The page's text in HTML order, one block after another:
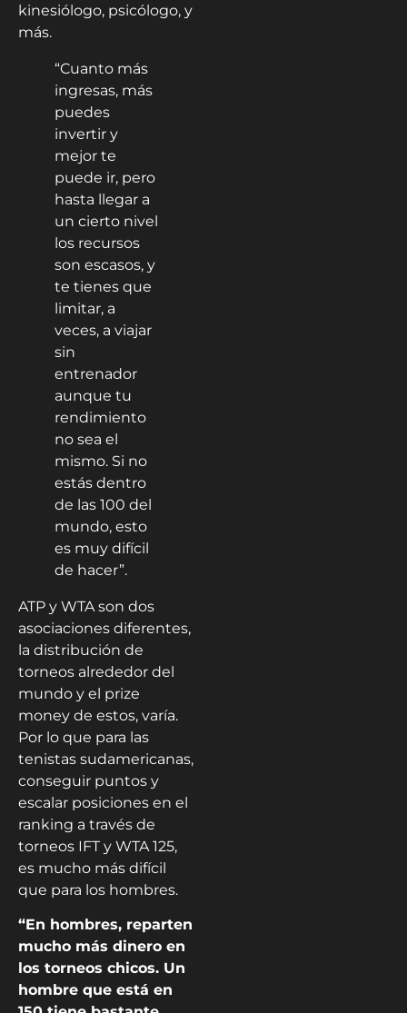
kinesiólogo, psicólogo, y
más.
“Cuanto más
ingresas, más
puedes
invertir y
mejor te
puede ir, pero
hasta llegar a
un cierto nivel
los recursos
son escasos, y
te tienes que
limitar, a
veces, a viajar
sin
entrenador
aunque tu
rendimiento
no sea el
mismo. Si no
estás dentro
de las 100 del
mundo, esto
es muy difícil
de hacer”.
ATP y WTA son dos
asociaciones diferentes,
la distribución de
torneos alrededor del
mundo y el prize
money de estos, varía.
Por lo que para las
tenistas sudamericanas,
conseguir puntos y
escalar posiciones en el
ranking a través de
torneos IFT y WTA 125,
es mucho más difícil
que para los hombres.
“En hombres, reparten
mucho más dinero en
los torneos chicos. Un
hombre que está en